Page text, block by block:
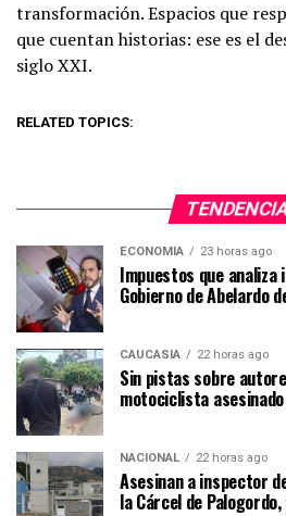
transformación. Espacios que
que cuentan historias: ese es el
siglo XXI.
RELATED TOPICS:
ECONOMIA 23 horas ago
Impuestos que
Gobierno de Abelardo
CAUCASIA 22 horas ago
Sin pistas sobre
motociclista
NACIONAL 22 horas ago
Asesinan a inspector
la Cárcel de